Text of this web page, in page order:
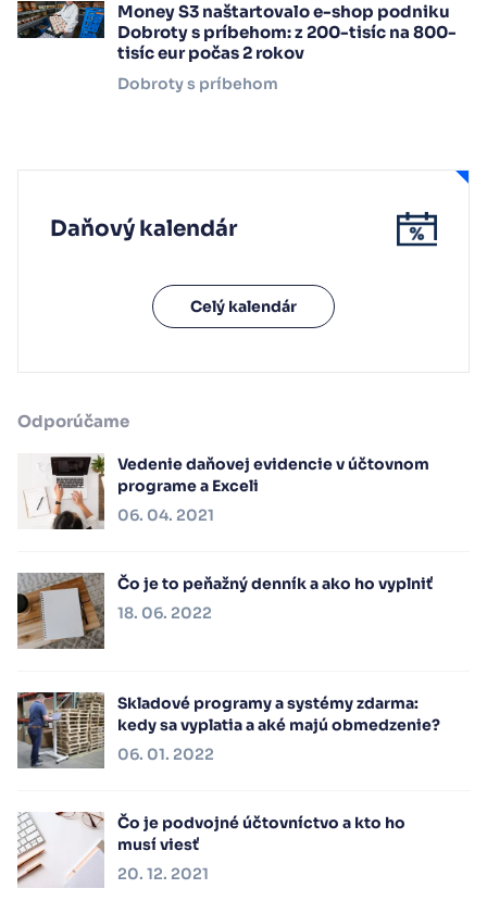
Money S3 naštartovalo e-shop podniku
Dobroty s príbehom: z 200-tisíc na 800-
tisíc eur počas 2 rokov
Dobroty s príbehom
Daňový kalendár
Celý kalendár
Odporúčame
Vedenie daňovej evidencie v účtovnom
programe a Exceli
06. 04. 2021
Čo je to peňažný denník a ako ho vyplniť
18. 06. 2022
Skladové programy a systémy zdarma:
kedy sa vyplatia a aké majú obmedzenie?
06. 01. 2022
Čo je podvojné účtovníctvo a kto ho
musí viesť
20. 12. 2021